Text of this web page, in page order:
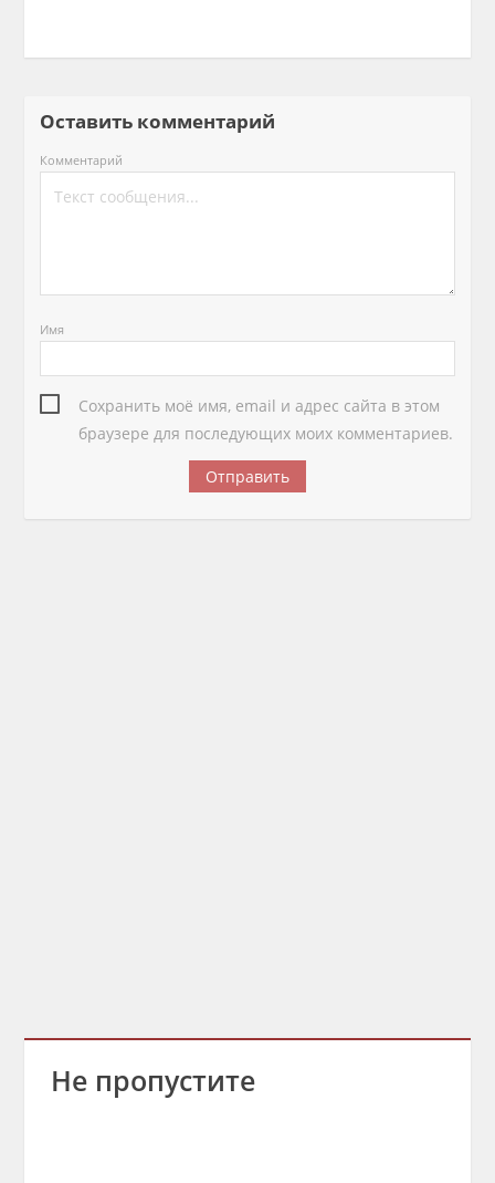
Оставить комментарий
Комментарий
Имя
Сохранить моё имя, email и адрес сайта в этом
браузере для последующих моих комментариев.
Не пропустите